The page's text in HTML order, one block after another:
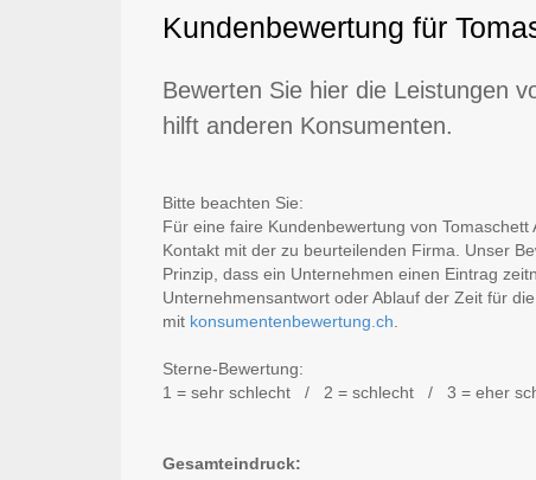
Kundenbewertung für
Bewerten Sie hier die Leistungen
hilft anderen Konsumenten.
Bitte beachten Sie:
Für eine faire Kundenbewertung von
Kontakt mit der zu beurteilenden Firma. Unser
Prinzip, dass ein Unternehmen einen Eintrag
Unternehmensantwort oder Ablauf der Zeit für
mit konsumentenbewertung.ch
Sterne-Bewertung:
1 = sehr schlecht / 2 = schlecht / 3 = eher
Gesamteindruck: